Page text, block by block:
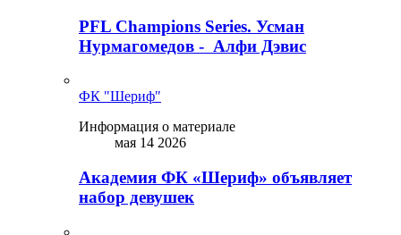
PFL Champions Series. Усман
Нурмагомедов - Алфи Дэвис
ФК "Шериф"
Информация о материале
мая 14 2026
Академия ФК «Шериф» объявляет
набор девушек